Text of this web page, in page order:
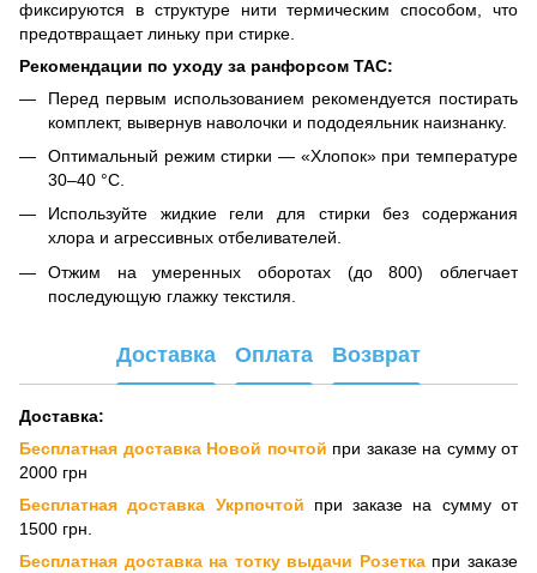
фиксируются в структуре нити термическим способом, что
предотвращает линьку при стирке.
Рекомендации по уходу за ранфорсом TAC:
Перед первым использованием рекомендуется постирать
комплект, вывернув наволочки и пододеяльник наизнанку.
Оптимальный режим стирки — «Хлопок» при температуре
30–40 °C.
Используйте жидкие гели для стирки без содержания
хлора и агрессивных отбеливателей.
Отжим на умеренных оборотах (до 800) облегчает
последующую глажку текстиля.
Доставка Оплата Возврат
Доставка:
Бесплатная доставка Новой почтой при заказе на сумму от
2000 грн
Бесплатная доставка Укрпочтой
при заказе на сумму от
1500 грн.
Бесплатная доставка на тотку выдачи Розетка при заказе